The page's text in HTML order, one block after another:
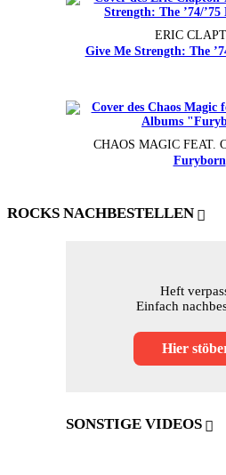
ERIC
Give Me Strength: The
CHAOS MAGIC FEAT.
Furyborn
ROCKS NACHBESTELLEN
Heft
Einfach
Hier
SONSTIGE VIDEOS